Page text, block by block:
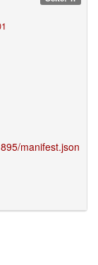
manifest.json